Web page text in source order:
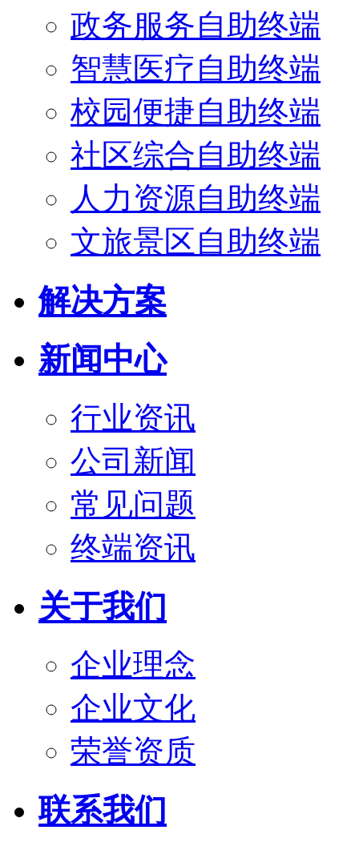
政务服务自助终端
智慧医疗自助终端
校园便捷自助终端
社区综合自助终端
人力资源自助终端
文旅景区自助终端
解决方案
新闻中心
行业资讯
公司新闻
常见问题
终端资讯
关于我们
企业理念
企业文化
荣誉资质
联系我们